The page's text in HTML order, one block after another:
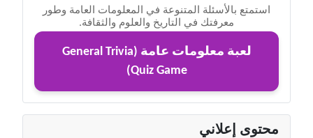
استمتع بالأسئلة المتنوعة في المعلومات العامة وطور
معرفتك في التاريخ والعلوم والثقافة.
لعبة معلومات عامة (General Trivia
Quiz Game)
محتوى إعلاني